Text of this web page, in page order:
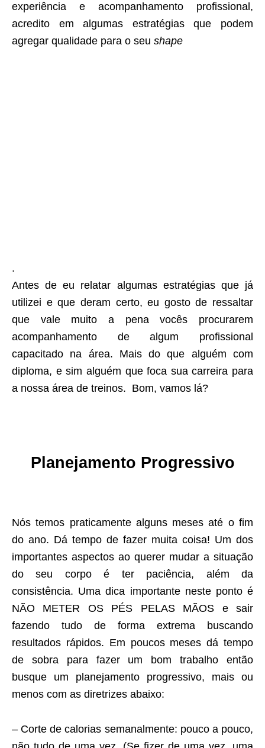
experiência e acompanhamento profissional,
acredito em algumas estratégias que podem
agregar qualidade para o seu shape
.
Antes de eu relatar algumas estratégias que já
utilizei e que deram certo, eu gosto de ressaltar
que vale muito a pena vocês procurarem
acompanhamento de algum profissional
capacitado na área. Mais do que alguém com
diploma, e sim alguém que foca sua carreira para
a nossa área de treinos. Bom, vamos lá?
Planejamento Progressivo
Nós temos praticamente alguns meses até o fim
do ano. Dá tempo de fazer muita coisa! Um dos
importantes aspectos ao querer mudar a situação
do seu corpo é ter paciência, além da
consistência. Uma dica importante neste ponto é
NÃO METER OS PÉS PELAS MÃOS e sair
fazendo tudo de forma extrema buscando
resultados rápidos. Em poucos meses dá tempo
de sobra para fazer um bom trabalho então
busque um planejamento progressivo, mais ou
menos com as diretrizes abaixo:
– Corte de calorias semanalmente: pouco a pouco,